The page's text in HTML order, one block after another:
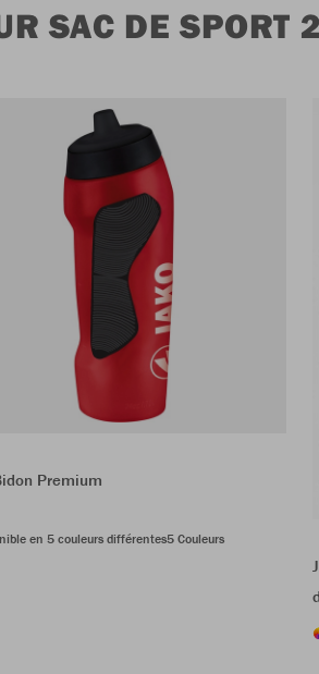
SAC DE SPORT
Premium
en 5 couleurs différentes5 Couleurs